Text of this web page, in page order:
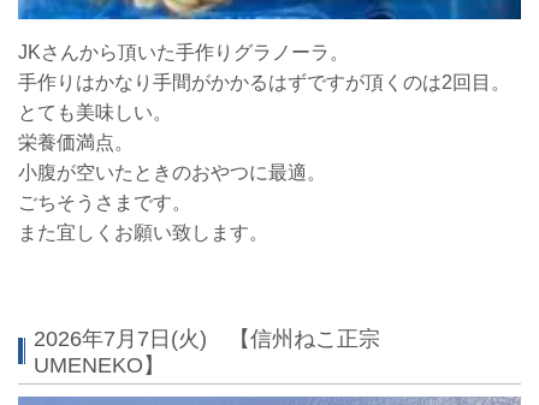
JKさんから頂いた手作りグラノーラ。
手作りはかなり手間がかかるはずですが頂くのは2回目。
とても美味しい。
栄養価満点。
小腹が空いたときのおやつに最適。
ごちそうさまです。
また宜しくお願い致します。
2026年7月7日(火) 【信州ねこ正宗
UMENEKO】